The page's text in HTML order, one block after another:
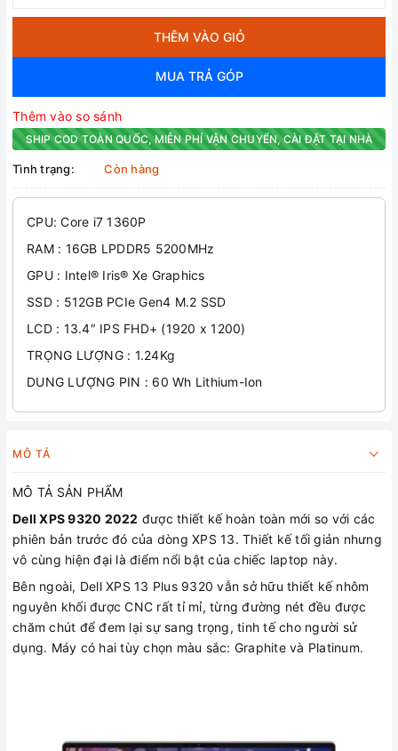
THÊM VÀO GIỎ
MUA TRẢ GÓP
Thêm vào so sánh
SHIP COD TOÀN QUỐC, MIỄN PHÍ VẬN CHUYỂN, CÀI ĐẶT TẠI NHÀ
Tình trạng: Còn hàng
CPU: Core i7 1360P
RAM : 16GB LPDDR5 5200MHz
GPU : Intel® Iris® Xe Graphics
SSD : 512GB PCIe Gen4 M.2 SSD
LCD : 13.4″ IPS FHD+ (1920 x 1200)
TRỌNG LƯỢNG : 1.24Kg
DUNG LƯỢNG PIN : 60 Wh Lithium-Ion
MÔ TẢ
MÔ TẢ SẢN PHẨM
Dell XPS 9320 2022 được thiết kế hoàn toàn mới so với các
phiên bản trước đó của dòng XPS 13. Thiết kế tối giản nhưng
vô cùng hiện đại là điểm nổi bật của chiếc laptop này.
Bên ngoài, Dell XPS 13 Plus 9320 vẫn sở hữu thiết kế nhôm
nguyên khối được CNC rất tỉ mỉ, từng đường nét đều được
chăm chút để đem lại sự sang trọng, tinh tế cho người sử
dụng. Máy có hai tùy chọn màu sắc: Graphite và Platinum.